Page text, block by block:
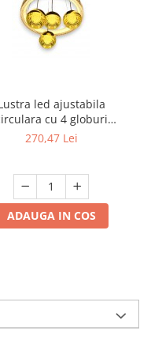
led ajustabila
cu 4 globuri
3000K/4000K/6500K
270,47 Lei
ADAUGA IN COS